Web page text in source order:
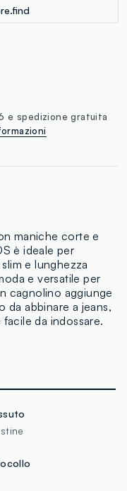
e spedizione gratuita
maniche corte e
è ideale per
e lunghezza
e versatile per
cagnolino aggiunge
abbinare a jeans,
da indossare.